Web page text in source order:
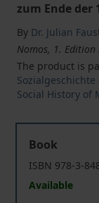
zum Ende der
By Dr. Julian
Nomos, 1. Edition
The product is
Social History of
Book
ISBN 978-3-
Available